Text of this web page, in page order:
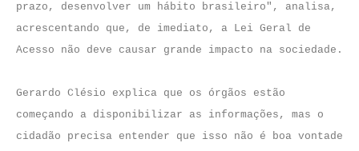
prazo, desenvolver um hábito brasileiro", analisa,
acrescentando que, de imediato, a Lei Geral de
Acesso não deve causar grande impacto na sociedade.
Gerardo Clésio explica que os órgãos estão
começando a disponibilizar as informações, mas o
cidadão precisa entender que isso não é boa vontade